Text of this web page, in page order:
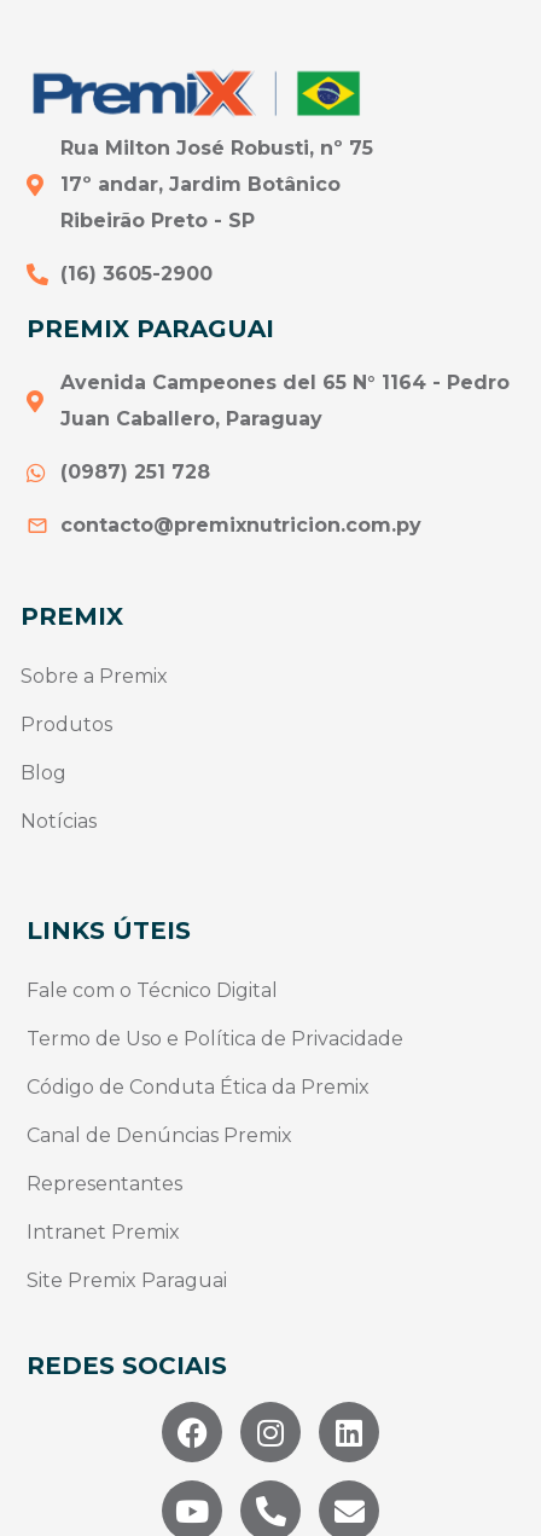
Rua Milton José Robusti, nº 75
17º andar, Jardim Botânico
Ribeirão Preto - SP
(16) 3605-2900
PREMIX PARAGUAI
Avenida Campeones del 65 N° 1164 - Pedro
Juan Caballero, Paraguay
(0987) 251 728
contacto@premixnutricion.com.py
PREMIX
Sobre a Premix
Produtos
Blog
Notícias
LINKS ÚTEIS
Fale com o Técnico Digital
Termo de Uso e Política de Privacidade
Código de Conduta Ética da Premix
Canal de Denúncias Premix
Representantes
Intranet Premix
Site Premix Paraguai
REDES SOCIAIS